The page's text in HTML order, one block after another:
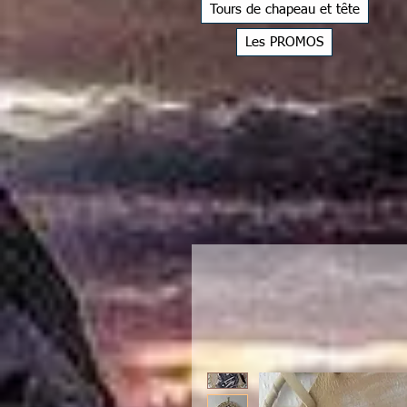
Tours de chapeau et tête
Les PROMOS